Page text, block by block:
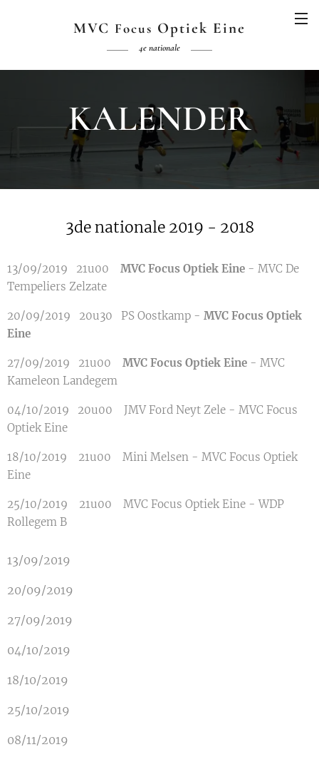
MVC Focus Optiek Eine
4e nationale
KALENDER
3de nationale 2019 - 2018
13/09/2019 21u00 MVC Focus Optiek Eine - MVC De
Tempeliers Zelzate
20/09/2019 20u30 PS Oostkamp - MVC Focus Optiek
Eine
27/09/2019 21u00 MVC Focus Optiek Eine - MVC
Kameleon Landegem
04/10/2019 20u00 JMV Ford Neyt Zele - MVC Focus
Optiek Eine
18/10/2019 21u00 Mini Melsen - MVC Focus Optiek
Eine
25/10/2019 21u00 MVC Focus Optiek Eine - WDP
Rollegem B
13/09/2019
20/09/2019
27/09/2019
04/10/2019
18/10/2019
25/10/2019
08/11/2019